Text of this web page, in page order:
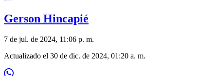
Gerson Hincapié
7 de jul. de 2024, 11:06 p. m.
Actualizado el 30 de dic. de 2024, 01:20 a. m.